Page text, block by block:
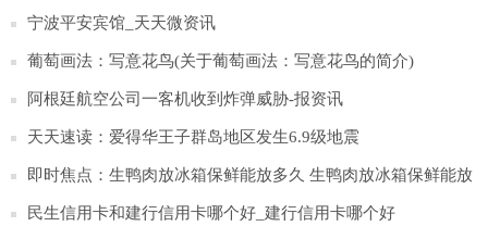
宁波平安宾馆_天天微资讯
葡萄画法：写意花鸟(关于葡萄画法：写意花鸟的简介)
阿根廷航空公司一客机收到炸弹威胁-报资讯
天天速读：爱得华王子群岛地区发生6.9级地震
即时焦点：生鸭肉放冰箱保鲜能放多久 生鸭肉放冰箱保鲜能放
多长时间
民生信用卡和建行信用卡哪个好_建行信用卡哪个好